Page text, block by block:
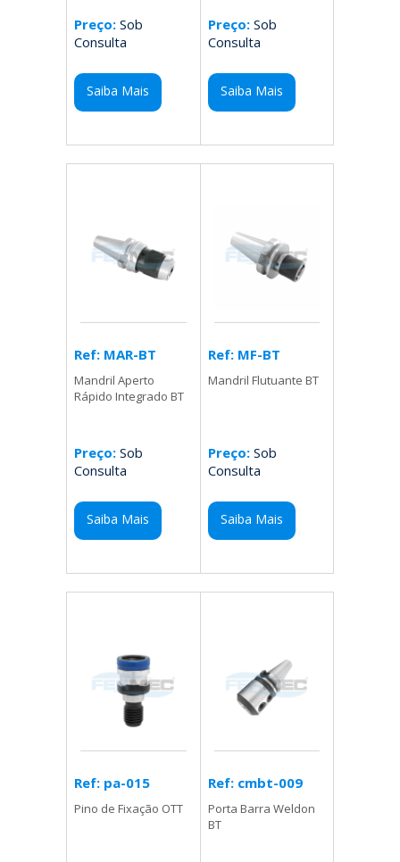
Preço: Sob
Consulta
Saiba Mais
Preço:Sob
Consulta
Saiba Mais
Ref: MAR-BT
Mandril Aperto
Rápido Integrado BT
Preço: Sob
Consulta
Saiba Mais
Ref: MF-BT
Mandril Flutuante BT
Preço:Sob
Consulta
Saiba Mais
Ref: pa-015
Pino de Fixação OTT
Ref: cmbt-009
Porta Barra Weldon
BT